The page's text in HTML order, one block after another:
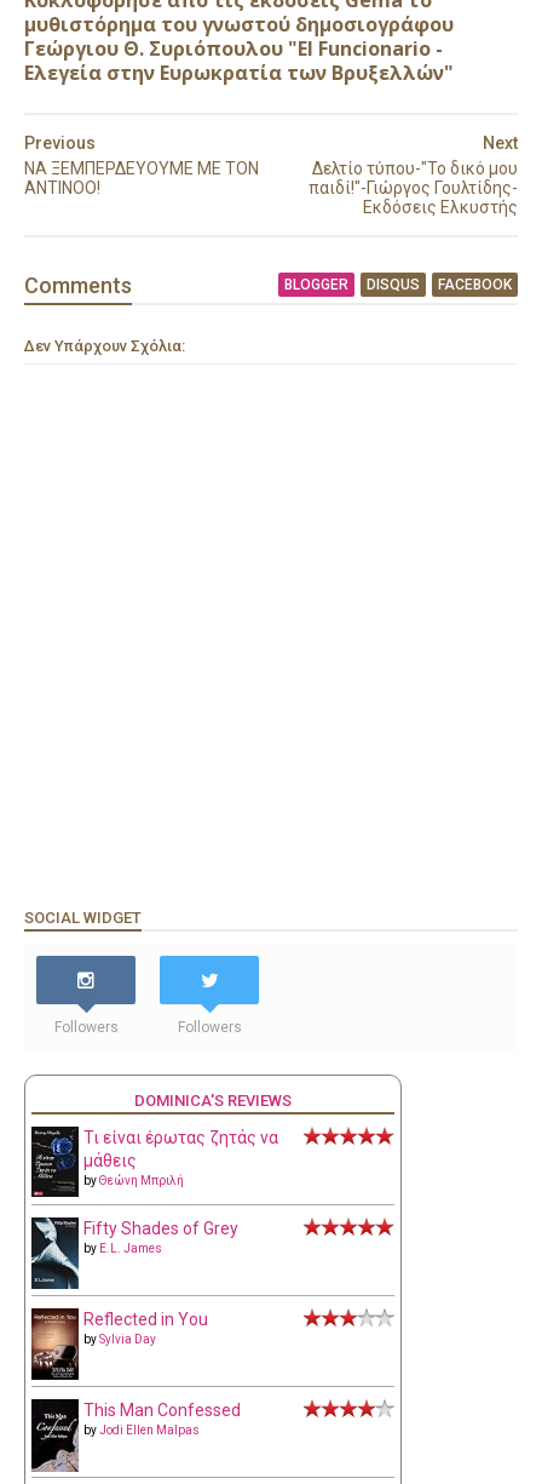
μυθιστόρημα του γνωστού δημοσιογράφου
Γεώργιου Θ. Συριόπουλου "El Funcionario -
Ελεγεία στην Ευρωκρατία των Βρυξελλών"
Next
Δελτίο τύπου-"Το δικό μου
παιδί!"-Γιώργος Γουλτίδης-
Εκδόσεις Ελκυστής
Previous
ΝΑ ΞΕΜΠΕΡΔΕΥΟΥΜΕ ΜΕ ΤΟΝ
ΑΝΤΙΝΟΟ!
Comments BLOGGER DISQUS FACEBOOK
Δεν Υπάρχουν Σχόλια:
SOCIAL WIDGET
Followers Followers
DOMINICA'S REVIEWS
Τι είναι έρωτας ζητάς να
μάθεις
byΘεώνη Μπριλή
Fifty Shades of Grey
by E.L. James
Reflected in You
bySylvia Day
This Man Confessed
byJodi Ellen Malpas